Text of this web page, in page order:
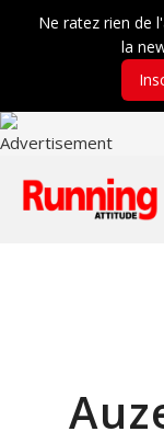
Ne ratez rien de
la